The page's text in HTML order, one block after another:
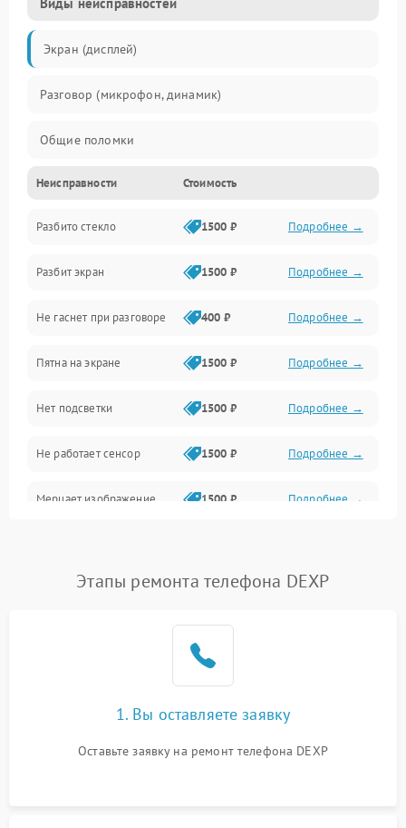
Экран (дисплей)
Разговор (микрофон, динамик)
Общие поломки
Проблемы связи
Камеры
Проблемы с дисплеем и сенсором
Зарядка
Проблемы с питанием, зарядкой и аккумулятором
Проблемы с работой системы, корпусом и другие
Неисправности Стоимость
Разбито стекло 1500 ₽ Подробнее →
Разбит экран 1500 ₽ Подробнее →
Не гаснет при разговоре 400 ₽ Подробнее →
Пятна на экране 1500 ₽ Подробнее →
Нет подсветки 1500 ₽ Подробнее →
Не работает сенсор 1500 ₽ Подробнее →
Мерцает изображение 1500 ₽ Подробнее →
Не работает Face ID 4000 ₽ Подробнее →
Этапы ремонта телефона DEXP
1. Вы оставляете заявку
Оставьте заявку на ремонт телефона DEXP